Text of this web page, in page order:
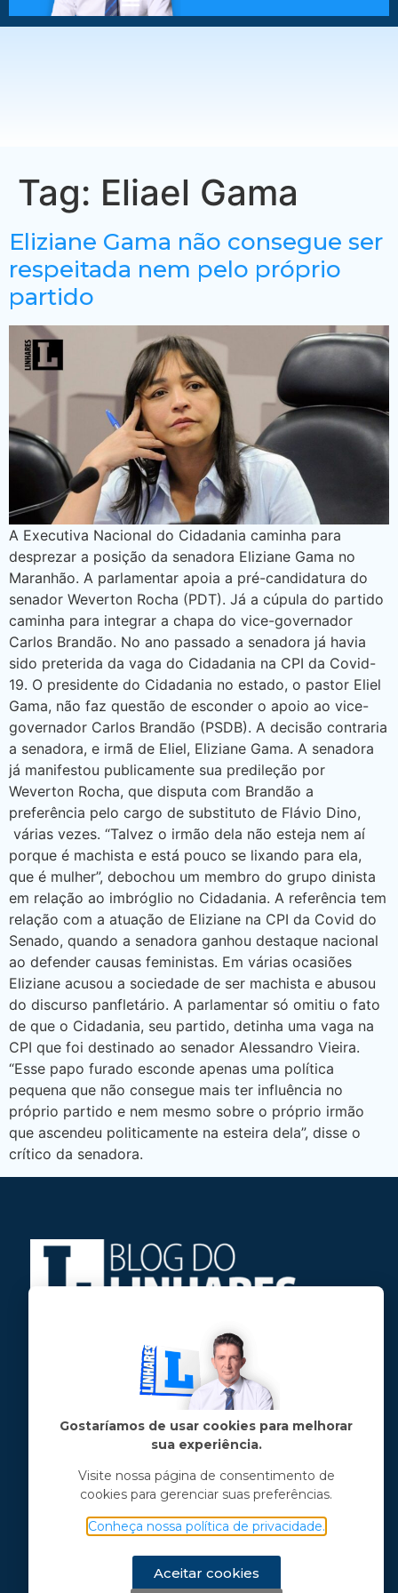
Tag: Eliael Gama
Eliziane Gama não consegue ser
respeitada nem pelo próprio
partido
A Executiva Nacional do Cidadania caminha para
desprezar a posição da senadora Eliziane Gama no
Maranhão. A parlamentar apoia a pré-candidatura do
senador Weverton Rocha (PDT). Já a cúpula do partido
caminha para integrar a chapa do vice-governador
Carlos Brandão. No ano passado a senadora já havia
sido preterida da vaga do Cidadania na CPI da Covid-
19. O presidente do Cidadania no estado, o pastor Eliel
Gama, não faz questão de esconder o apoio ao vice-
governador Carlos Brandão (PSDB). A decisão contraria
a senadora, e irmã de Eliel, Eliziane Gama. A senadora
já manifestou publicamente sua predileção por
Weverton Rocha, que disputa com Brandão a
preferência pelo cargo de substituto de Flávio Dino,
várias vezes. “Talvez o irmão dela não esteja nem aí
porque é machista e está pouco se lixando para ela,
que é mulher”, debochou um membro do grupo dinista
em relação ao imbróglio no Cidadania. A referência tem
relação com a atuação de Eliziane na CPI da Covid do
Senado, quando a senadora ganhou destaque nacional
ao defender causas feministas. Em várias ocasiões
Eliziane acusou a sociedade de ser machista e abusou
do discurso panfletário. A parlamentar só omitiu o fato
de que o Cidadania, seu partido, detinha uma vaga na
CPI que foi destinado ao senador Alessandro Vieira.
“Esse papo furado esconde apenas uma política
pequena que não consegue mais ter influência no
próprio partido e nem mesmo sobre o próprio irmão
que ascendeu politicamente na esteira dela”, disse o
crítico da senadora.
Jose Linhares Jr é maranhense.
Formado em Jornalismo, estudou filosofia
e tem pós-graduações em ciência política
e marketing político.
Menu principal
Notícias
Opinião
Chama o Linhares
Gostaríamos de usar cookies para melhorar
sua experiência.
Visite nossa página de consentimento de
cookies para gerenciar suas preferências.
Conheça nossa política de privacidade.
Aceitar cookies